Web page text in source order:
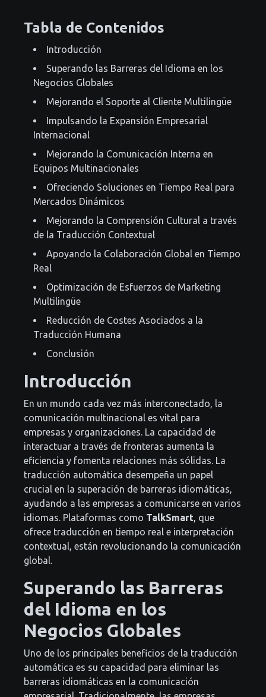
Tabla de Contenidos
Introducción
Superando las Barreras del Idioma en los
Negocios Globales
Mejorando el Soporte al Cliente Multilingüe
Impulsando la Expansión Empresarial
Internacional
Mejorando la Comunicación Interna en
Equipos Multinacionales
Ofreciendo Soluciones en Tiempo Real para
Mercados Dinámicos
Mejorando la Comprensión Cultural a través
de la Traducción Contextual
Apoyando la Colaboración Global en Tiempo
Real
Optimización de Esfuerzos de Marketing
Multilingüe
Reducción de Costes Asociados a la
Traducción Humana
Conclusión
Introducción
En un mundo cada vez más interconectado, la
comunicación multinacional es vital para
empresas y organizaciones. La capacidad de
interactuar a través de fronteras aumenta la
eficiencia y fomenta relaciones más sólidas. La
traducción automática desempeña un papel
crucial en la superación de barreras idiomáticas,
ayudando a las empresas a comunicarse en varios
idiomas. Plataformas como TalkSmart , que
ofrece traducción en tiempo real e interpretación
contextual, están revolucionando la comunicación
global.
Superando las Barreras
del Idioma en los
Negocios Globales
Uno de los principales beneficios de la traducción
automática es su capacidad para eliminar las
barreras idiomáticas en la comunicación